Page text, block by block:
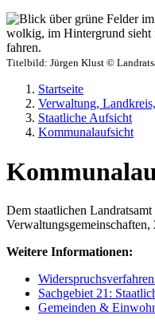
Titelbild: Jürgen Klust ©
Startseite
Verwaltung,
Staatliche Aufsicht
Kommunalaufsicht
Dem staatlichen
Weitere Informationen:
Sachgebiet 21:
Gemeinden &